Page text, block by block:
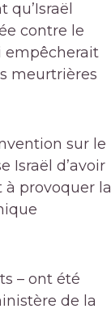
contre le
empêcherait
meurtrières
sur le
Israël d’avoir
à provoquer la
– ont été
de la